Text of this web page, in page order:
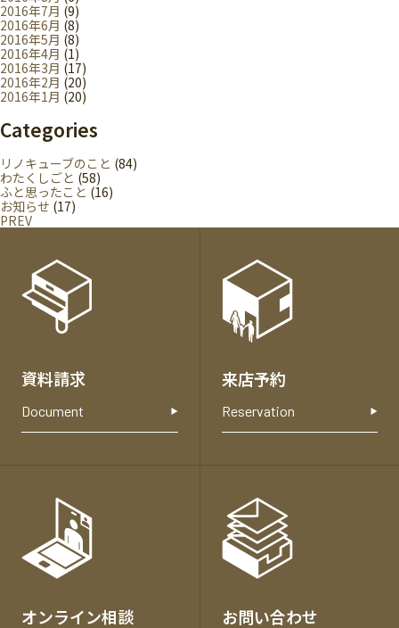
2016年7月 (9)
2016年6月 (8)
2016年5月 (8)
2016年4月 (1)
2016年3月 (17)
2016年2月 (20)
2016年1月 (20)
Categories
リノキューブのこと (84)
わたくしごと (58)
ふと思ったこと (16)
お知らせ (17)
PREV
資料請求
Document
来店予約
Reservation
オンライン相談 お問い合わせ